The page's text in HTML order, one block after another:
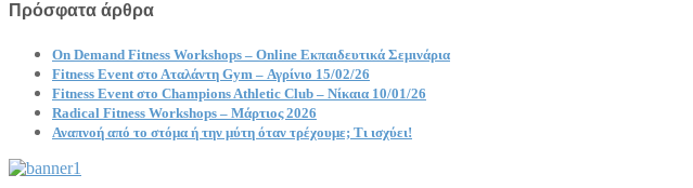
Πρόσφατα άρθρα
On Demand Fitness Workshops – Online Εκπαιδευτικά Σεμινάρια
Fitness Event στο Αταλάντη Gym – Αγρίνιο 15/02/26
Fitness Event στο Champions Athletic Club – Νίκαια 10/01/26
Radical Fitness Workshops – Μάρτιος 2026
Αναπνοή από το στόμα ή την μύτη όταν τρέχουμε; Τι ισχύει!